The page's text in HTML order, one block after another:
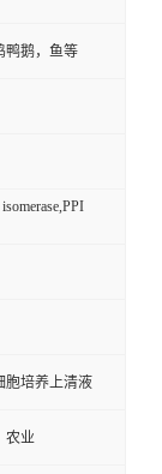
鸭鹅，鱼等
胞培养上清液
农业